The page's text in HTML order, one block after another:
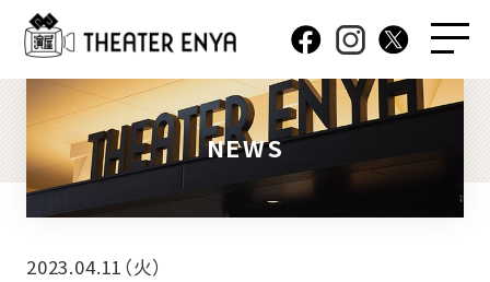
NEWS
2023.04.11（火）